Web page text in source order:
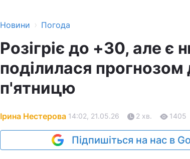
Новини › Погода
Розігріє до +30, але є
поділилася прогнозом
п'ятницю
Ірина Нестерова 14:02, 21.05.26 2 хв. 1405
Підпишіться на нас в